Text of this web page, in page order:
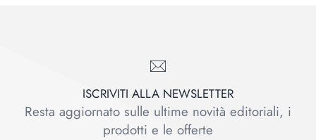
ISCRIVITI ALLA NEWSLETTER
Resta aggiornato sulle ultime novità editoriali, i
prodotti e le offerte